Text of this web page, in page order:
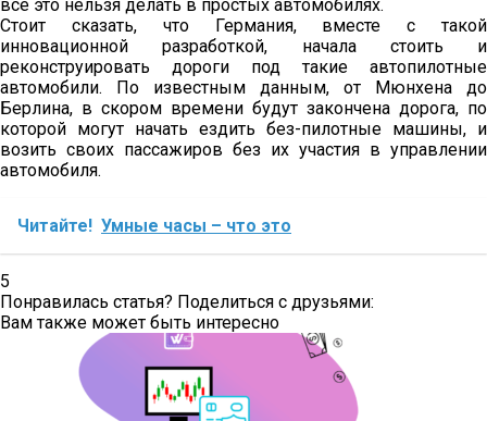
все это нельзя делать в простых автомобилях.
Стоит сказать, что Германия, вместе с такой
инновационной разработкой, начала стоить и
реконструировать дороги под такие автопилотные
автомобили. По известным данным, от Мюнхена до
Берлина, в скором времени будут закончена дорога, по
которой могут начать ездить без-пилотные машины, и
возить своих пассажиров без их участия в управлении
автомобиля.
Читайте! Умные часы – что это
5
Понравилась статья? Поделиться с друзьями:
Вам также может быть интересно